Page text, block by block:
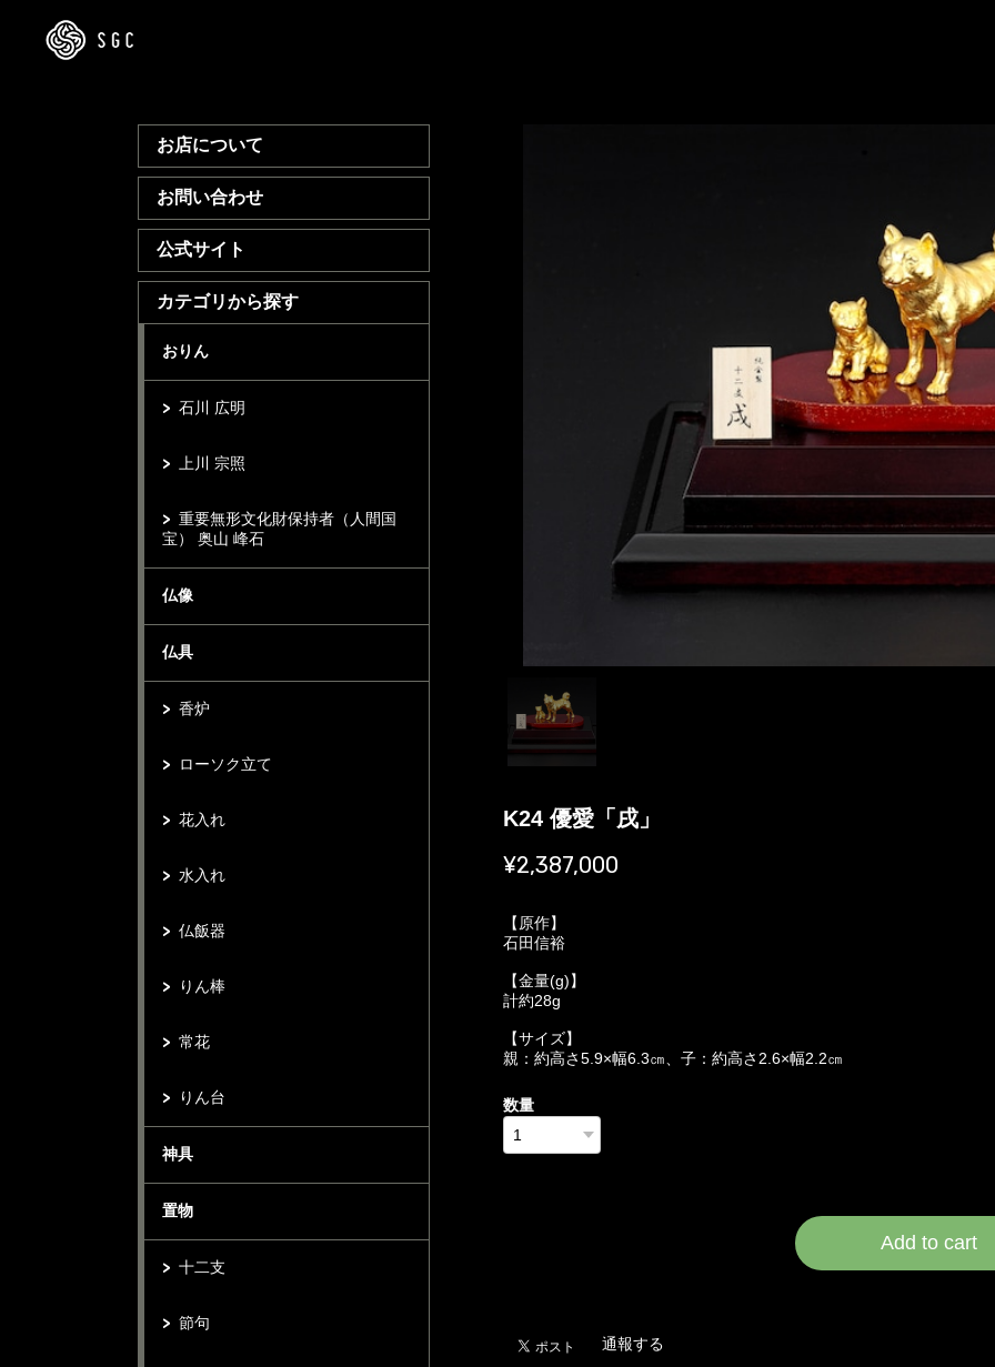
お店について
お問い合わせ
公式サイト
カテゴリから探す
おりん
石川 広明
上川 宗照
重要無形文化財保持者（人間国
宝） 奥山 峰石
仏像
仏具
香炉
ローソク立て
花入れ
水入れ
仏飯器
りん棒
常花
りん台
神具
置物
十二支
節句
K24 優愛「戌」
¥2,387,000
【原作】
石田信裕
【金量(g)】
計約28g
【サイズ】
親：約高さ5.9×幅6.3㎝、子：約高さ2.6×幅2.2㎝
数量
Add to cart
通報する